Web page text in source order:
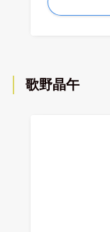
歌野晶午